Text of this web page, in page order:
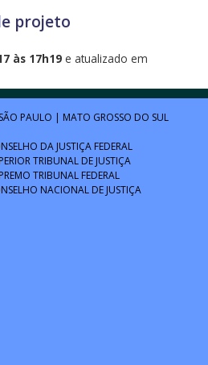
projeto
às 17h19e atualizado em
SÃO PAULO | MATO GROSSO DO SUL
DA JUSTIÇA FEDERAL
TRIBUNAL DE JUSTIÇA
TRIBUNAL FEDERAL
NACIONAL DE JUSTIÇA